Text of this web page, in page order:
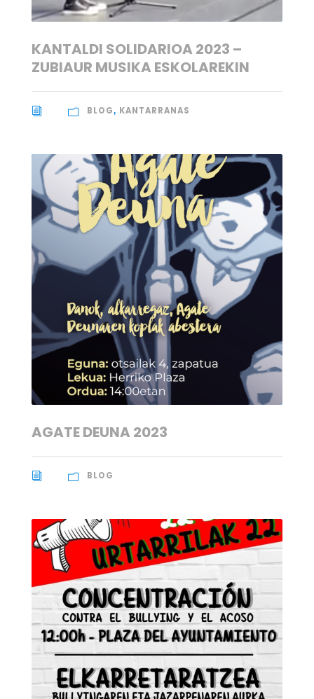
KANTALDI SOLIDARIOA 2023 –
ZUBIAUR MUSIKA ESKOLAREKIN
BLOG, KANTARRANAS
AGATE DEUNA 2023
BLOG